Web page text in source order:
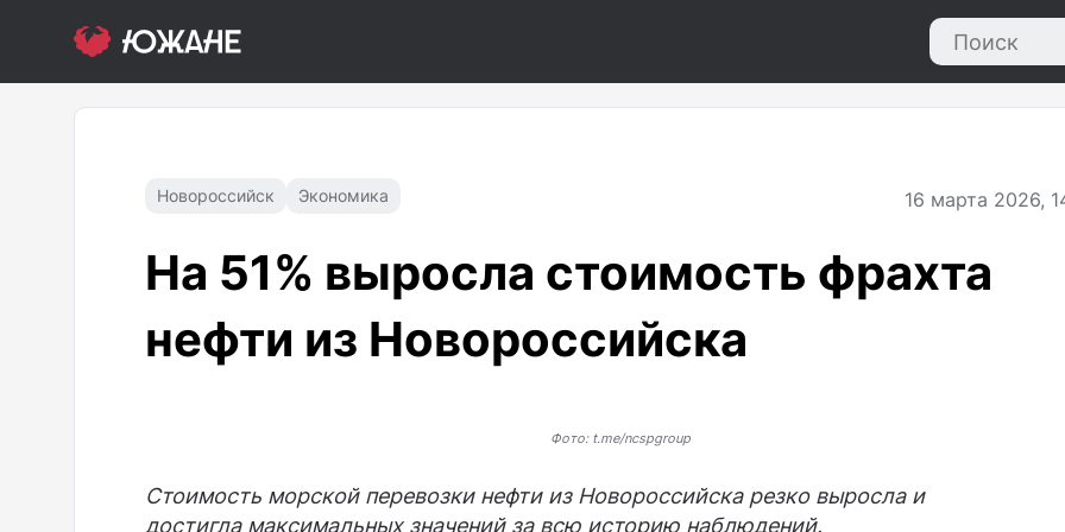
Новороссийск Экономика 16 марта 2026,
На 51% выросла стоимость фрахта
нефти из Новороссийска
Фото: t.me/ncspgroup
Стоимость морской перевозки нефти из Новороссийска резко выросла и
достигла максимальных значений за всю историю наблюдений.